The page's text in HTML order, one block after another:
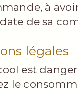
à
de sa
légales
est
le